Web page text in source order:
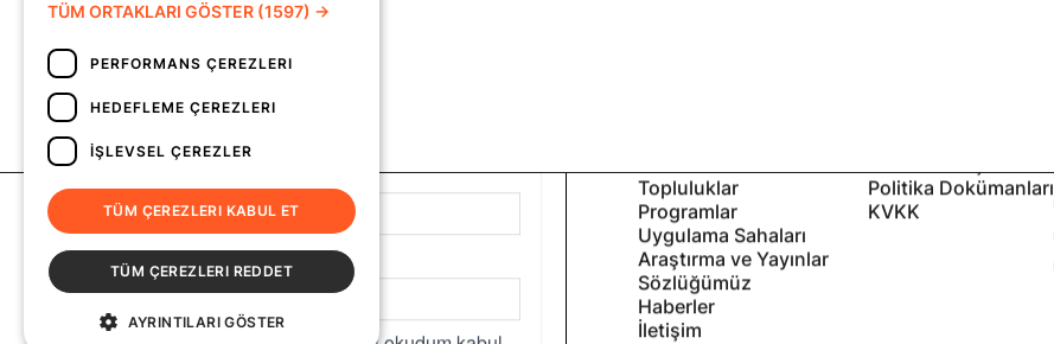
Topluluklar
Programlar
Uygulama Sahaları
Araştırma ve Yayınlar
Sözlüğümüz
Haberler
İletişim
Politika Dokümanları
KVKK
TÜM ORTAKLARI GÖSTER (1597) →
PERFORMANS ÇEREZLERI
HEDEFLEME ÇEREZLERI
İŞLEVSEL ÇEREZLER
TÜM ÇEREZLERI KABUL ET
TÜM ÇEREZLERI REDDET
AYRINTILARI GÖSTER